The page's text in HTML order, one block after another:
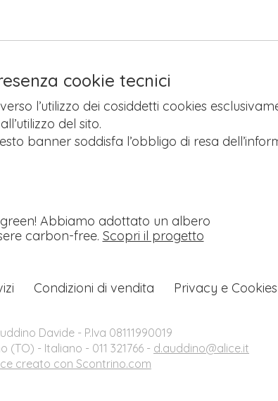
cookie tecnici
l’utilizzo dei cosiddetti cookies
all’utilizzo del sito.
banner soddisfa l’obbligo di resa
Abbiamo adottato un albero
carbon-free. Scopri il progetto
Condizioni di vendita Privacy e Cookies
Davide - P.Iva 08111990019
(TO) - Italiano - 011 321766 - d.auddino@alice.it
creato con Scontrino.com